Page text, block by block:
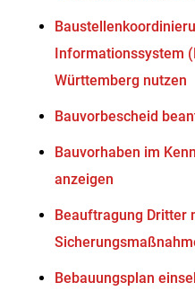
Informationssystem
Württemberg nutzen
Bauvorbescheid
Bauvorhaben im
anzeigen
Beauftragung Dritter
Bebauungsplan